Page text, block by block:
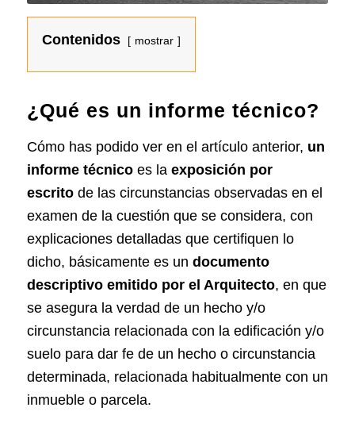
Contenidos mostrar
¿Qué es un informe técnico?
Cómo has podido ver en el artículo anterior, un
informe técnicoes la exposición por
escritode las circunstancias observadas en el
examen de la cuestión que se considera, con
explicaciones detalladas que certifiquen lo
dicho, básicamente es un documento
descriptivo emitido por el Arquitecto, en que
se asegura la verdad de un hecho y/o
circunstancia relacionada con la edificación y/o
suelo para dar fe de un hecho o circunstancia
determinada, relacionada habitualmente con un
inmueble o parcela.